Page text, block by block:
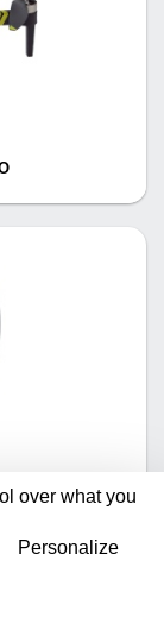
5.0
over what you
Personalize